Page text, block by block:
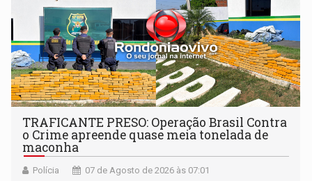
TRAFICANTE PRESO: Operação Brasil Contra
o Crime apreende quase meia tonelada de
maconha
Polícia 07 de Agosto de 2026 às 07:01